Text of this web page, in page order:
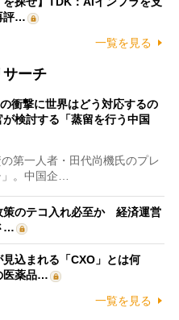
評…
一覧を見る
サーチ
衝撃に世界はどう対応するの
検討する「蒸留を行う中国
第一人者・田代尚機氏のプレ
。中国企…
策のテコ入れ必至か 経済運営
…
込まれる「CXO」とは何
医薬品…
一覧を見る